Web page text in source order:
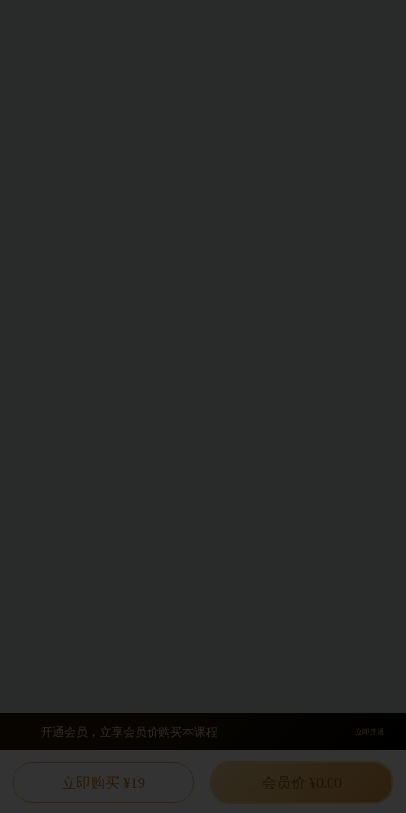
开通会员，立享会员价购买本课程 立即开通
立即购买 ¥19